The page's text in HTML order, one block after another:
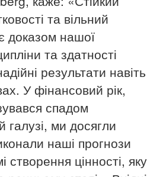
та вільний
доказом нашої
та здатності
результати навіть
У фінансовий рік,
спадом
галузі, ми досягли
наші прогнози
створення цінності, яку